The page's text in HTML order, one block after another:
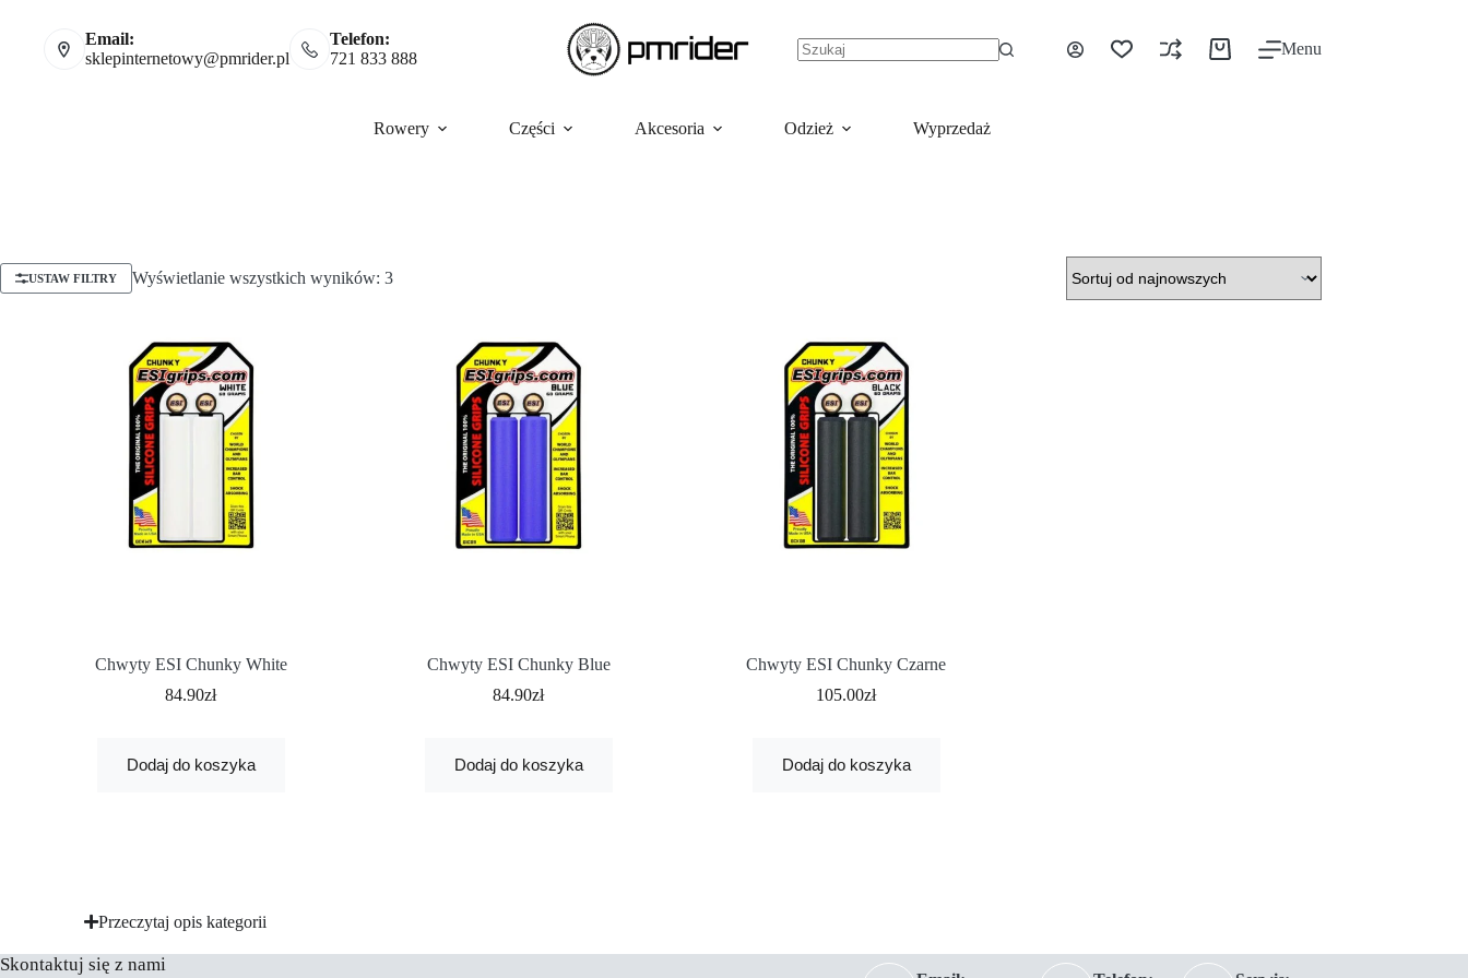
Email:
sklepinternetowy@pmrider.pl
Telefon:
721 833 888
Menu
Rowery Części Akcesoria Odzież Wyprzedaż
USTAW FILTRY Wyświetlanie wszystkich wyników: 3
Chwyty ESI Chunky White
84.90zł
Dodaj do koszyka
Chwyty ESI Chunky Blue
84.90zł
Dodaj do koszyka
Chwyty ESI Chunky Czarne
105.00zł
Dodaj do koszyka
Przeczytaj opis kategorii
Skontaktuj się z nami